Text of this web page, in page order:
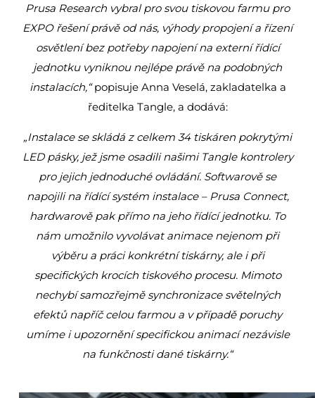
Prusa Research vybral pro svou tiskovou farmu pro
EXPO řešení právě od nás, výhody propojení a řízení
osvětlení bez potřeby napojení na externí řídící
jednotku vyniknou nejlépe právě na podobných
instalacích,“popisuje Anna Veselá, zakladatelka a
ředitelka Tangle, a dodává:
„Instalace se skládá z celkem 34 tiskáren pokrytými
LED pásky, jež jsme osadili našimi Tangle kontrolery
pro jejich jednoduché ovládání. Softwarově se
napojili na řídící systém instalace – Prusa Connect,
hardwarově pak přímo na jeho řídící jednotku. To
nám umožnilo vyvolávat animace nejenom při
výběru a práci konkrétní tiskárny, ale i při
specifických krocích tiskového procesu. Mimoto
nechybí samozřejmě synchronizace světelných
efektů napříč celou farmou a v případě poruchy
umíme i upozornění specifickou animací nezávisle
na funkčnosti dané tiskárny.“